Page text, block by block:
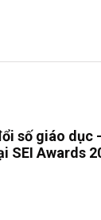
số giáo dục
SEI Awards